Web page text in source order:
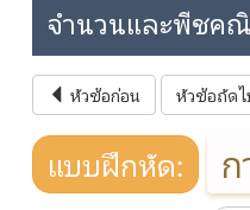
จำนวนและพีชค
หัวข้อก่อน หัวข้อถัดไ
แบบฝึกหัด: